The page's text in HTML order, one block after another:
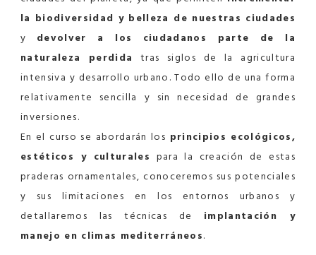
la biodiversidad y belleza de nuestras ciudades
y devolver a los ciudadanos parte de la
naturaleza perdida tras siglos de la agricultura
intensiva y desarrollo urbano. Todo ello de una forma
relativamente sencilla y sin necesidad de grandes
inversiones.
En el curso se abordarán los principios ecológicos,
estéticos y culturales para la creación de estas
praderas ornamentales, conoceremos sus potenciales
y sus limitaciones en los entornos urbanos y
detallaremos las técnicas de implantación y
manejo en climas mediterráneos.